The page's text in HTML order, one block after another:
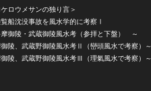
ケロウメサンの独り言＞
船沈没事故を風水学的に考察Ⅰ
御陵・武蔵御陵風水考（参拝と下盤） ～
御陵、武蔵野御陵風水考Ⅱ（巒頭風水で考察）～
御陵、武蔵野御陵風水考Ⅲ（理氣風水で考察）～